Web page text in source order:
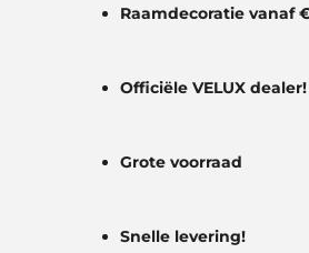
Raamdecoratie vanaf
Officiële VELUX dealer!
Grote voorraad
Snelle levering!